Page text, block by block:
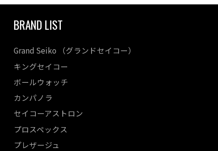
BRAND LIST
Grand Seiko （グランドセイコー）
キングセイコー
ボールウォッチ
カンパノラ
セイコーアストロン
プロスペックス
プレザージュ